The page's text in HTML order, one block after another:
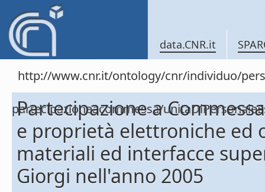
data.CNR.it
http://www.cnr.it/ontology/cnr/individuo/
partecipazioneacommessa/
Partecipazione a
e proprietà elettroniche ed
materiali ed interfacce
Giorgi nell'anno 2005